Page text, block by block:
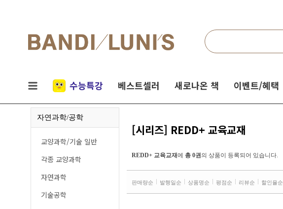
검색
실시간
인기
수능특강 베스트셀러 새로나온 책 이벤트/혜택
자연과학/공학
교양과학/기술 일반
각종 교양과학
자연과학
기술공학
[시리즈] REDD+ 교육교재
판매량순 발행일순 상품명순 평점순 리뷰순 할인율순
REDD+ 교육교재에 총 0권의 상품이 등록되어 있습니다.